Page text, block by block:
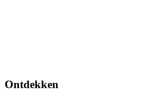
Ontdekken